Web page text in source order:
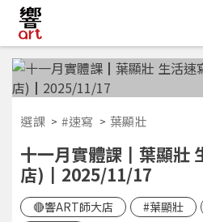
選課 #速寫 葉顯壯
十一月實體課┃葉顯壯
店)┃2025/11/17
🔴響ART師大店 #葉顯壯